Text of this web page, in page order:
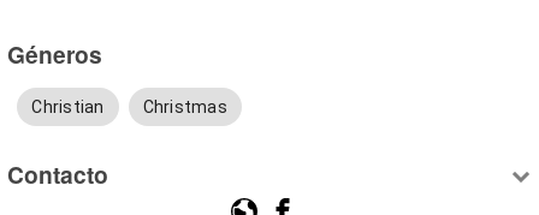
Géneros
Christian Christmas
Contacto